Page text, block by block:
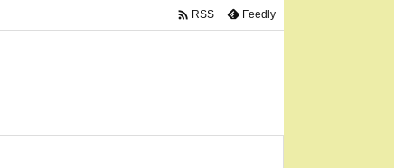
 RSS Feedly